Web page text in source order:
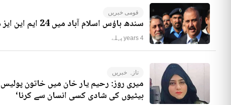
قومی خبریں
سندھ ہاؤس اسلام آباد میں 24 ایم این ایز موجود ہیں، راجہ ریاض کا انکشاف
4 years پہلے
تازہ خبریں
میری روز: رحیم یار خان میں خاتون
بیٹیوں کی شادی کسی انسان سے کرنا‘